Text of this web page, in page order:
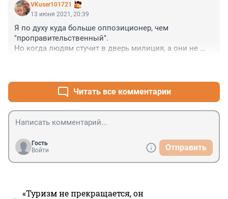
VKuser101721
13 июня 2021, 20:39
Я по духу куда больше оппозиционер, чем
"проправительственный".
Но когда людям стучит в дверь милиция, а они не
Хотя лозунги "Свободу политзаключенным", и сбор
для них денег я поддерживаю.
Читать все комментарии
Гость
Войти
Отправить
«Туризм не прекращается, он